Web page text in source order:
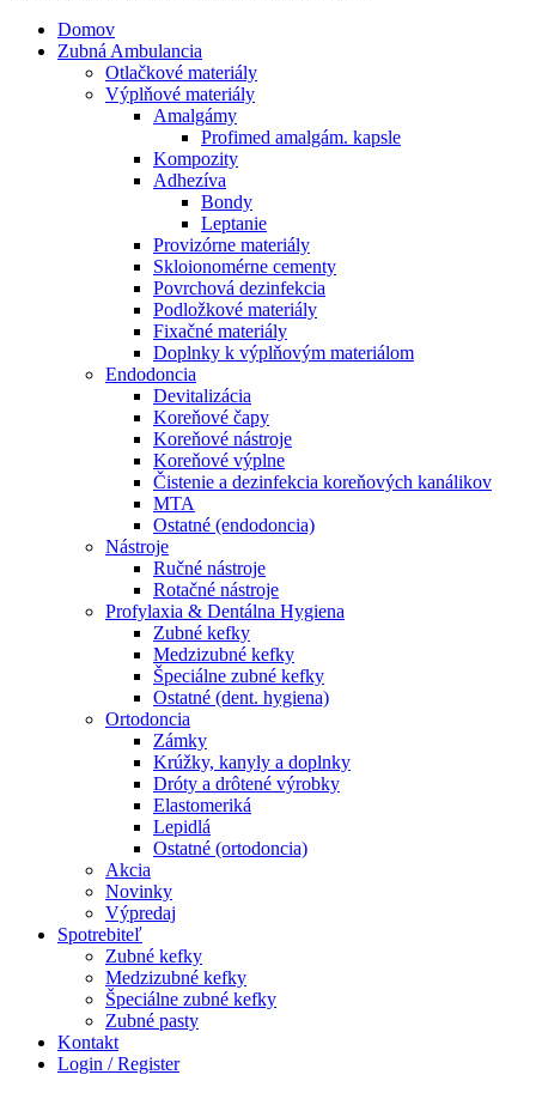
Domov
Zubná Ambulancia
Otlačkové materiály
Výplňové materiály
Amalgámy
Profimed amalgám. kapsle
Kompozity
Adhezíva
Bondy
Leptanie
Provizórne materiály
Skloionomérne cementy
Povrchová dezinfekcia
Podložkové materiály
Fixačné materiály
Doplnky k výplňovým materiálom
Endodoncia
Devitalizácia
Koreňové čapy
Koreňové nástroje
Koreňové výplne
Čistenie a dezinfekcia koreňových kanálikov
MTA
Ostatné (endodoncia)
Nástroje
Ručné nástroje
Rotačné nástroje
Profylaxia & Dentálna Hygiena
Zubné kefky
Medzizubné kefky
Špeciálne zubné kefky
Ostatné (dent. hygiena)
Ortodoncia
Zámky
Krúžky, kanyly a doplnky
Dróty a drôtené výrobky
Elastomeriká
Lepidlá
Ostatné (ortodoncia)
Akcia
Novinky
Výpredaj
Spotrebiteľ
Zubné kefky
Medzizubné kefky
Špeciálne zubné kefky
Zubné pasty
Kontakt
Login / Register